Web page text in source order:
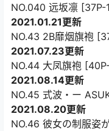
NO.040 远坂凛 [37P-
2021.01.21更新
NO.43 2B靡烟旗袍
2021.07.23更新
NO.44 大凤旗袍
2021.08.14更新
NO.45 式波・ー
2021.08.20更新
NO.46 彼女の制服姿